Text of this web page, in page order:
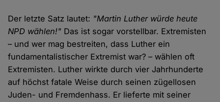
Der letzte Satz lautet: "Martin Luther würde heute
NPD wählen!" Das ist sogar vorstellbar. Extremisten
– und wer mag bestreiten, dass Luther ein
fundamentalistischer Extremist war? – wählen oft
Extremisten. Luther wirkte durch vier Jahrhunderte
auf höchst fatale Weise durch seinen zügellosen
Juden- und Fremdenhass. Er lieferte mit seiner